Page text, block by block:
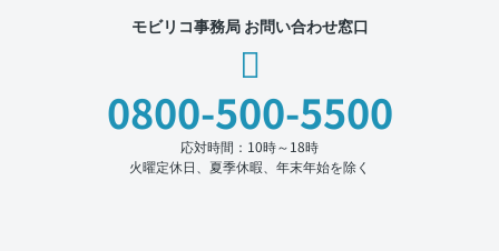
モビリコ事務局 お問い合わせ窓口
0800-500-5500
応対時間：10時～18時
火曜定休日、夏季休暇、年末年始を除く